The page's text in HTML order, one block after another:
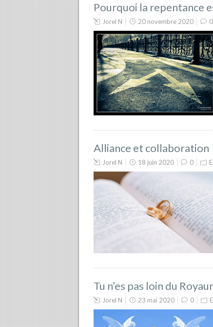
Pourquoi la repentance
Jorel N 20 novembre 2020 0
Alliance et collaboration
Jorel N 18 juin 2020 0
Tu n’es pas loin du
Jorel N 23 mai 2020 0